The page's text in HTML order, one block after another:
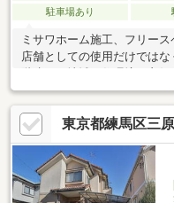
駐車場あり
ミサワホーム施工、フリー
店舗としての使用だけではな
階建ての地域で住環境も良
いて2分でとても便利にお住
ください。
東京都練馬区三